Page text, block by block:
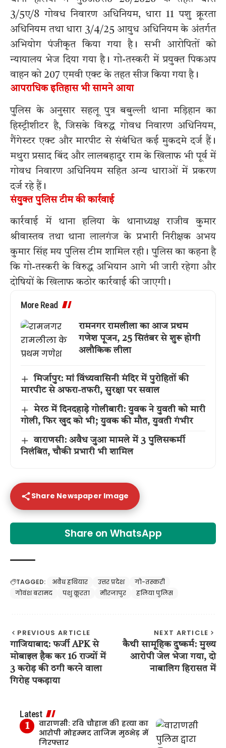
3/5ए/8 गोवध निवारण अधिनियम, धारा 11 पशु क्रूरता
अधिनियम तथा धारा 3/4/25 आयुध अधिनियम के अंतर्गत
अभियोग पंजीकृत किया गया है। सभी आरोपितों को
न्यायालय भेज दिया गया है। गो-तस्करी में प्रयुक्त पिकअप
वाहन को 207 एमवी एक्ट के तहत सीज किया गया है।
आपराधिक इतिहास भी सामने आया
पुलिस के अनुसार सहलू पुत्र बबुल्ली थाना मड़िहान का
हिस्ट्रीशीटर है, जिसके विरुद्ध गोवध निवारण अधिनियम,
गैंगेस्टर एक्ट और मारपीट से संबंधित कई मुकदमे दर्ज हैं।
मथुरा प्रसाद बिंद और लालबहादुर राम के खिलाफ भी पूर्व में
गोवध निवारण अधिनियम सहित अन्य धाराओं में प्रकरण
दर्ज रहे हैं।
संयुक्त पुलिस टीम की कार्रवाई
कार्रवाई में थाना हलिया के थानाध्यक्ष राजीव कुमार
श्रीवास्तव तथा थाना लालगंज के प्रभारी निरीक्षक अभय
कुमार सिंह मय पुलिस टीम शामिल रही। पुलिस का कहना है
कि गो-तस्करी के विरुद्ध अभियान आगे भी जारी रहेगा और
दोषियों के खिलाफ कठोर कार्रवाई की जाएगी।
More Read
रामनगर रामलीला का आज प्रथम
गणेश पूजन, 25 सितंबर से शुरू होगी
अलौकिक लीला
मिर्जापुर: मां विंध्यवासिनी मंदिर में पुरोहितों की
मारपीट से अफरा-तफरी, सुरक्षा पर सवाल
मेरठ में दिनदहाड़े गोलीबारी: युवक ने युवती को मारी
गोली, फिर खुद को भी; युवक की मौत, युवती गंभीर
वाराणसी: अवैध जुआ मामले में 3 पुलिसकर्मी
निलंबित, चौकी प्रभारी भी शामिल
Share Newspaper Image
Share on WhatsApp
TAGGED: अवैध हथियार उत्तर प्रदेश
गो-तस्करी
गोवंश बरामद
पशु क्रूरता मीरजापुर हलिया पुलिस
PREVIOUS ARTICLE
गाजियाबाद: फर्जी APK से
मोबाइल हैक कर 16 राज्यों में
3 करोड़ की ठगी करने वाला
गिरोह पकड़ाया
NEXT ARTICLE
कैथी सामूहिक दुष्कर्म: मुख्य
आरोपी जेल भेजा गया, दो
नाबालिग हिरासत में
Latest
वाराणसी: रवि चौहान की हत्या का
आरोपी मोहम्मद ताजिम मुठभेड़ में
गिरफ्तार